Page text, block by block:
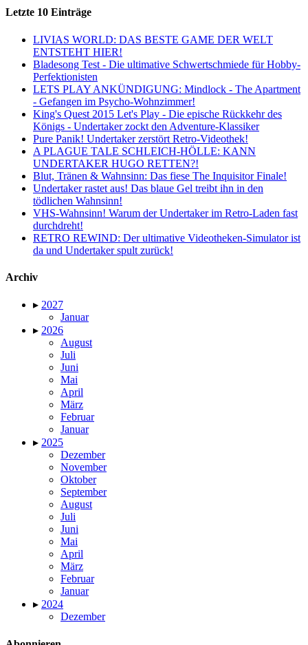
Letzte 10 Einträge
LIVIAS WORLD: DAS BESTE GAME DER WELT
ENTSTEHT HIER!
Bladesong Test - Die ultimative Schwertschmiede für Hobby-
Perfektionisten
LETS PLAY ANKÜNDIGUNG: Mindlock - The Apartment
- Gefangen im Psycho-Wohnzimmer!
King's Quest 2015 Let's Play - Die epische Rückkehr des
Königs - Undertaker zockt den Adventure-Klassiker
Pure Panik! Undertaker zerstört Retro-Videothek!
A PLAGUE TALE SCHLEICH-HÖLLE: KANN
UNDERTAKER HUGO RETTEN?!
Blut, Tränen & Wahnsinn: Das fiese The Inquisitor Finale!
Undertaker rastet aus! Das blaue Gel treibt ihn in den
tödlichen Wahnsinn!
VHS-Wahnsinn! Warum der Undertaker im Retro-Laden fast
durchdreht!
RETRO REWIND: Der ultimative Videotheken-Simulator ist
da und Undertaker spult zurück!
Archiv
▸ 2027
Januar
▸ 2026
August
Juli
Juni
Mai
April
März
Februar
Januar
▸ 2025
Dezember
November
Oktober
September
August
Juli
Juni
Mai
April
März
Februar
Januar
▸ 2024
Dezember